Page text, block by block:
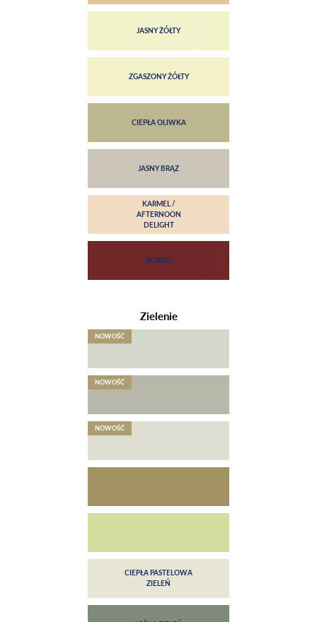
Zielenie